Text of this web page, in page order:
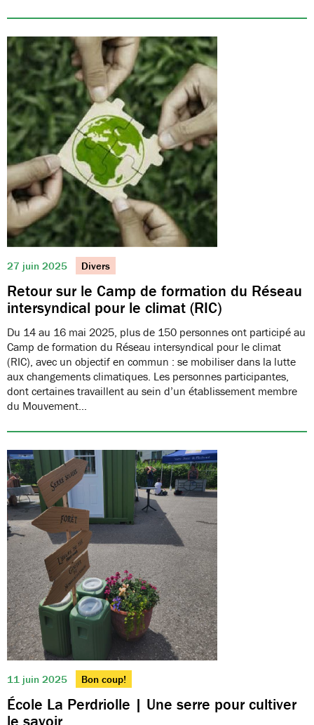
27 juin 2025 Divers
Retour sur le Camp de formation du Réseau
intersyndical pour le climat (RIC)
Du 14 au 16 mai 2025, plus de 150 personnes ont participé au
Camp de formation du Réseau intersyndical pour le climat
(RIC), avec un objectif en commun : se mobiliser dans la lutte
aux changements climatiques. Les personnes participantes,
dont certaines travaillent au sein d’un établissement membre
du Mouvement…
11 juin 2025 Bon coup!
École La Perdriolle | Une serre pour cultiver
le savoir